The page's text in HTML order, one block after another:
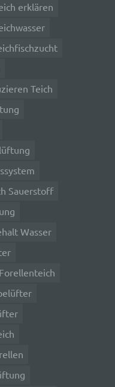
erklären
Teich
Sauerstoff
Wasser